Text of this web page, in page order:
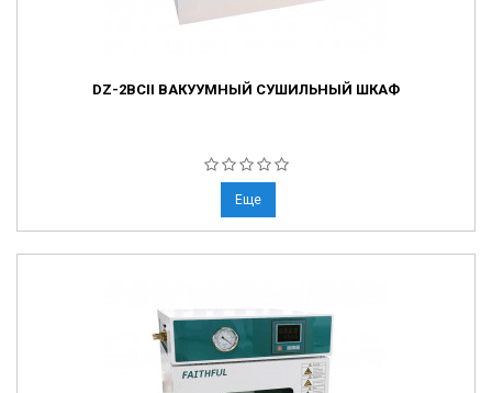
DZ-2BCII ВАКУУМНЫЙ СУШИЛЬНЫЙ ШКАФ
Еще